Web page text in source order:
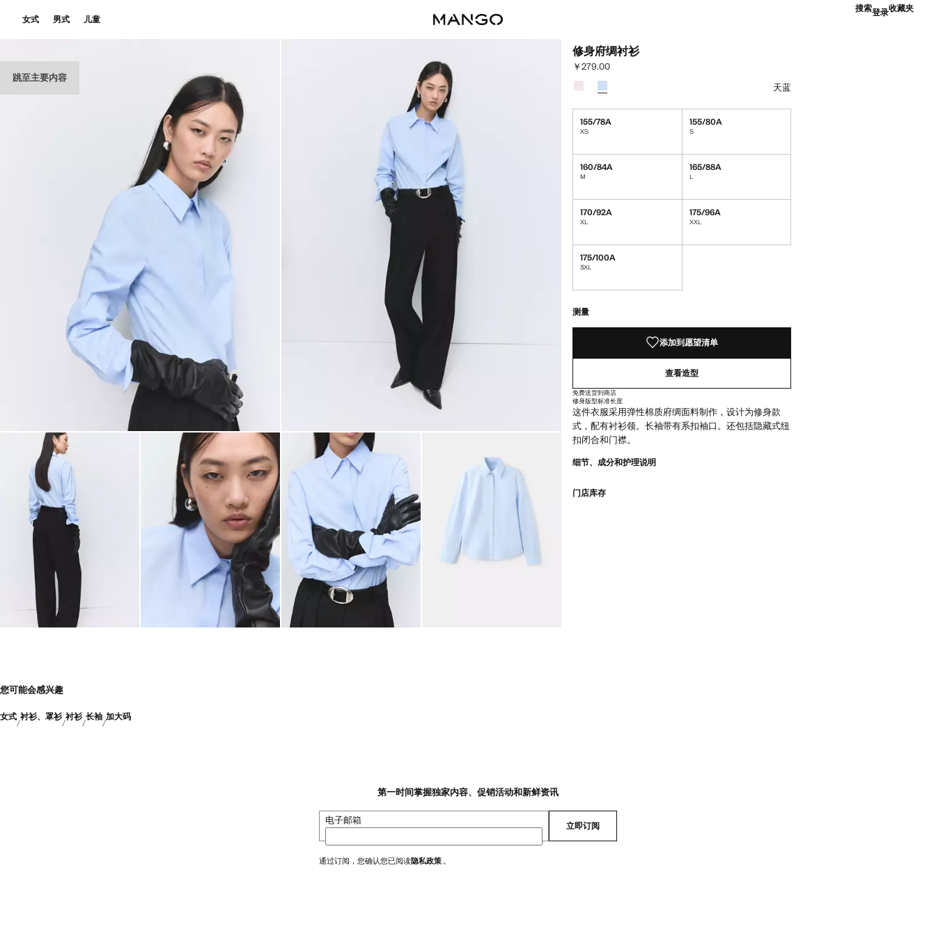
跳至主要内容
女式 男式 儿童
搜索登录收藏夹
修身府绸衬衫
当前价格 [￥279.00 ]
￥279.00
选择颜色
颜色 浅粉红已选择颜色天蓝
天蓝
155/78A
XS
155/80A
S
160/84A
M
165/88A
L
170/92A
XL
175/96A
XXL
175/100A
3XL
测量
添加到愿望清单
查看造型
免费送货到商店
修身版型标准长度
这件衣服采用弹性棉质府绸面料制作，设计为修身款
式，配有衬衫领。长袖带有系扣袖口。还包括隐藏式纽
扣闭合和门襟。
细节、成分和护理说明
门店库存
您可能会感兴趣
女式 衬衫、罩衫 衬衫 长袖 加大码
第一时间掌握独家内容、促销活动和新鲜资讯
电子邮箱 立即订阅
通过订阅，您确认您已阅读隐私政策 。